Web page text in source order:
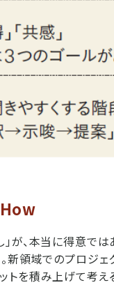
」が、本当に得意で
新領域でのプロジ
トを積み上げて考え